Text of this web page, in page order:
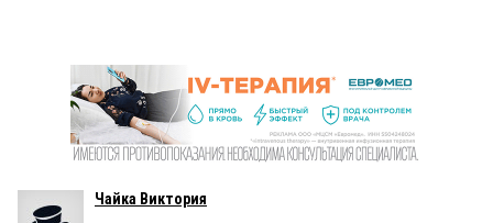
Чайка Виктория